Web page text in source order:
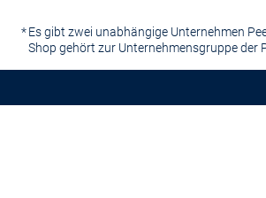
Es gibt zwei unabhängige Unternehmen
Shop gehört zur Unternehmensgruppe der